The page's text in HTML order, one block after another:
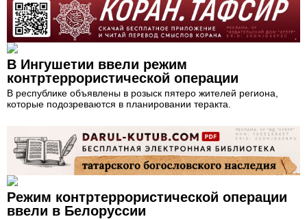
В Ингушетии ввели режим
контртеррористической операции
В республике объявлены в розыск пятеро жителей региона,
которые подозреваются в планировании теракта.
Режим контртеррористической операции
ввели в Белоруссии